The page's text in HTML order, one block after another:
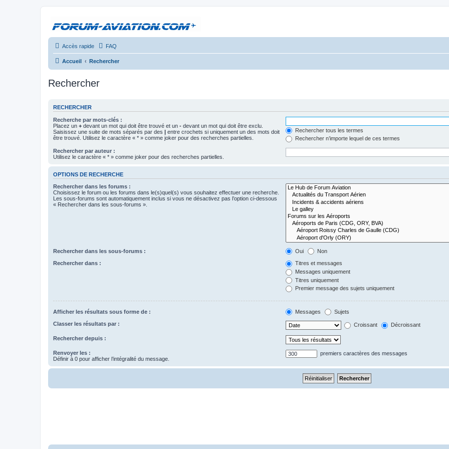
Accès rapide FAQ
Accueil Rechercher
Rechercher
RECHERCHER
Recherche par mots-clés :
Placez un + devant un mot qui doit être trouvé et un - devant un mot qui doit être exclu.
Saisissez une suite de mots séparés par des | entre crochets si uniquement un des mots doit
être trouvé. Utilisez le caractère « * » comme joker pour des recherches partielles.
Rechercher tous les termes
Rechercher n’importe lequel de ces termes
Rechercher par auteur :
Utilisez le caractère « * » comme joker pour des recherches partielles.
OPTIONS DE RECHERCHE
Rechercher dans les forums :
Choisissez le forum ou les forums dans le(s)quel(s) vous souhaitez effectuer une recherche.
Les sous-forums sont automatiquement inclus si vous ne désactivez pas l’option ci-dessous
« Rechercher dans les sous-forums ».
Rechercher dans les sous-forums : Oui Non
Rechercher dans :
Titres et messages
Messages uniquement
Titres uniquement
Premier message des sujets uniquement
Afficher les résultats sous forme de : Messages Sujets
Classer les résultats par : Croissant Décroissant
Rechercher depuis :
Renvoyer les :
Définir à 0 pour afficher l’intégralité du message.
premiers caractères des messages